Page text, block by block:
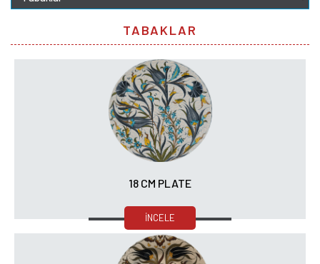
TABAKLAR
18 CM PLATE
İNCELE